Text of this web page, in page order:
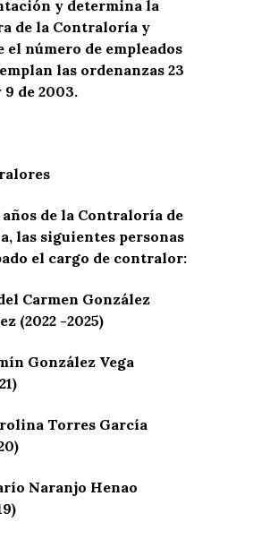
y determina la
de la Contraloría y
el número de empleados
las ordenanzas 23
9 de 2003.
años de la Contraloría de
las siguientes personas
el cargo de contralor:
Carmen González
(2022 -2025)
González Vega
Torres García
Naranjo Henao